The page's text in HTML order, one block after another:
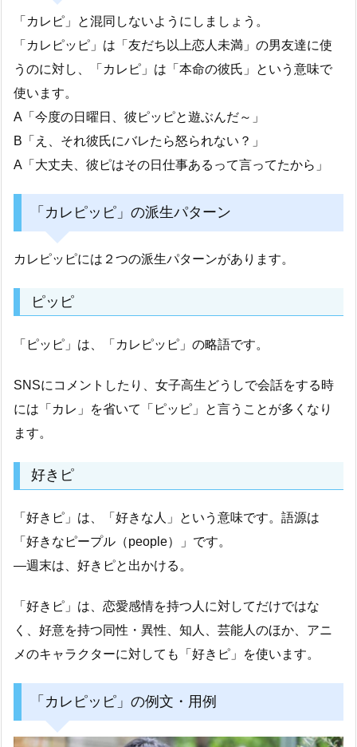
「カレピ」と混同しないようにしましょう。
「カレピッピ」は「友だち以上恋人未満」の男友達に使
うのに対し、「カレピ」は「本命の彼氏」という意味で
使います。
A「今度の日曜日、彼ピッピと遊ぶんだ～」
B「え、それ彼氏にバレたら怒られない？」
A「大丈夫、彼ピはその日仕事あるって言ってたから」
「カレピッピ」の派生パターン
カレピッピには２つの派生パターンがあります。
ピッピ
「ピッピ」は、「カレピッピ」の略語です。
SNSにコメントしたり、女子高生どうしで会話をする時
には「カレ」を省いて「ピッピ」と言うことが多くなり
ます。
好きピ
「好きピ」は、「好きな人」という意味です。語源は
「好きなピープル（people）」です。
―週末は、好きピと出かける。
「好きピ」は、恋愛感情を持つ人に対してだけではな
く、好意を持つ同性・異性、知人、芸能人のほか、アニ
メのキャラクターに対しても「好きピ」を使います。
「カレピッピ」の例文・用例